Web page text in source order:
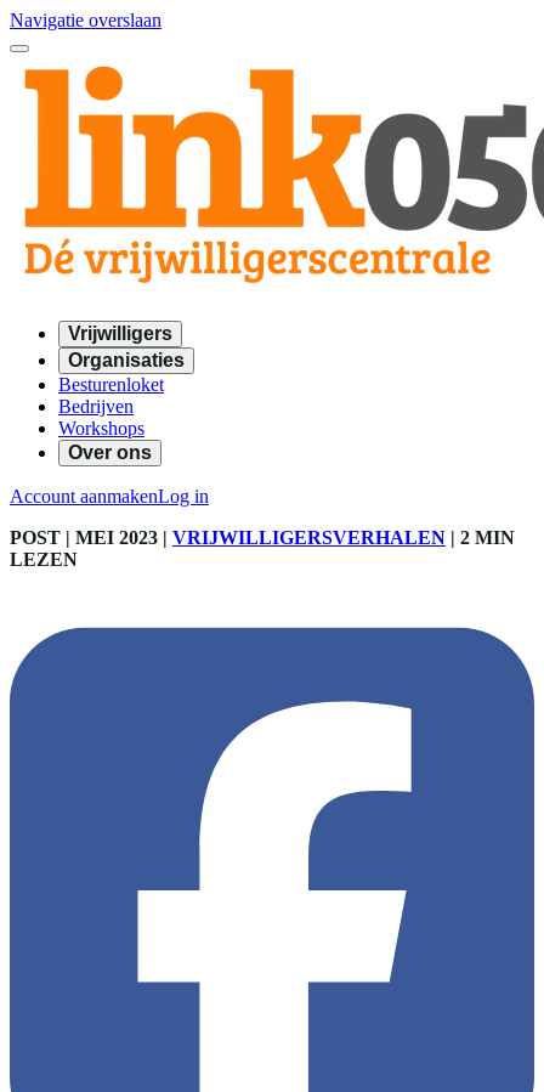
Navigatie overslaan
Vrijwilligers
Organisaties
Besturenloket
Bedrijven
Workshops
Over ons
Account aanmakenLog in
POST | MEI 2023 | VRIJWILLIGERSVERHALEN | 2 MIN
LEZEN